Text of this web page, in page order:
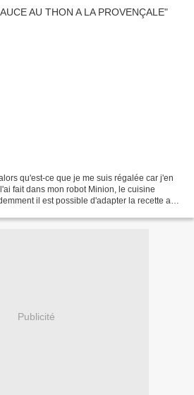
qu'est-ce que je me suis régalée car j'en
fait dans mon robot Minion, le cuisine
il est possible d'adapter la recette au
Publicité